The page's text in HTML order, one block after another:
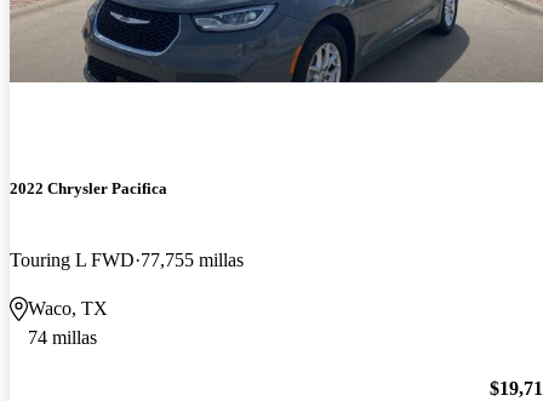
2022 Chrysler Pacifica
Touring L FWD 77,755 millas
Waco, TX
74 millas